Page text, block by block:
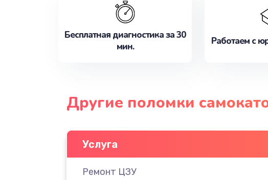
Бесплатная диагностика за 30
мин.
Работаем с
Другие поломки
Услуга
Ремонт ЦЗУ